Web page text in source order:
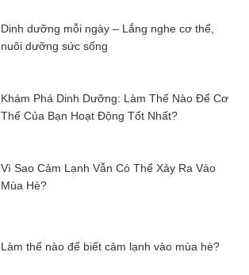
Dinh dưỡng mỗi ngày – Lắng nghe cơ thể,
nuôi dưỡng sức sống
Khám Phá Dinh Dưỡng: Làm Thế Nào Để Cơ
Thể Của Bạn Hoạt Động Tốt Nhất?
Vì Sao Cảm Lạnh Vẫn Có Thể Xảy Ra Vào
Mùa Hè?
Làm thế nào để biết cảm lạnh vào mùa hè?